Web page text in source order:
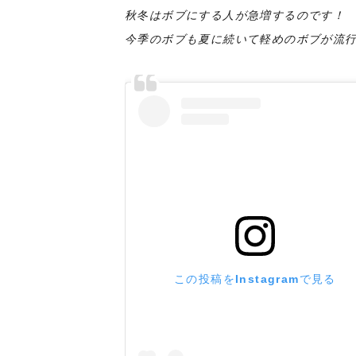
秋冬はボブにする人が急増するのです！
今季のボブも夏に続いて軽めのボブが流
この投稿をInstagramで見る